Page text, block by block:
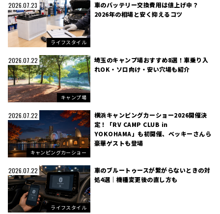
2026.07.23
ライフスタイル
車のバッテリー交換費用は値上げ中？
2026年の相場と安く抑えるコツ
2026.07.22
キャンプ場
埼玉のキャンプ場おすすめ8選！車乗り入
れOK・ソロ向け・安い穴場も紹介
2026.07.22
キャンピングカーショー
横浜キャンピングカーショー2026開催決
定！「RV CAMP CLUB in
YOKOHAMA」も初開催、ベッキーさんら
豪華ゲストも登場
2026.07.22
ライフスタイル
車のブルートゥースが繋がらないときの対
処4選｜機種変更後の直し方も